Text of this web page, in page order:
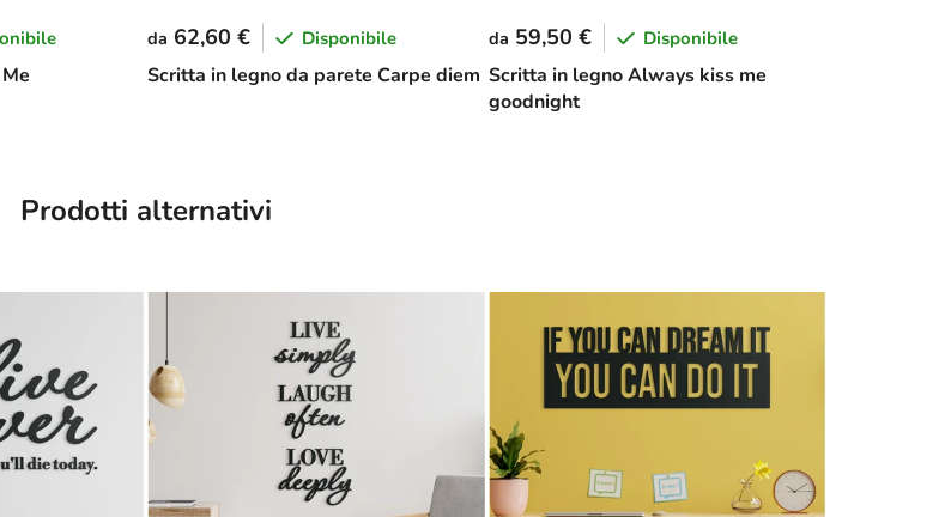
Scritta in legno da parete Carpe diem
da 62,60 € Disponibile
Scritta in legno Always kiss me
goodnight
da 59,50 € Disponibile
Prodotti alternativi